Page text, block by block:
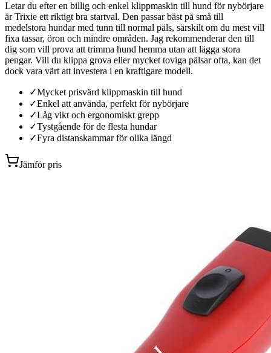
Letar du efter en billig och enkel klippmaskin till hund för nybörjare
är Trixie ett riktigt bra startval. Den passar bäst på små till
medelstora hundar med tunn till normal päls, särskilt om du mest vill
fixa tassar, öron och mindre områden. Jag rekommenderar den till
dig som vill prova att trimma hund hemma utan att lägga stora
pengar. Vill du klippa grova eller mycket toviga pälsar ofta, kan det
dock vara värt att investera i en kraftigare modell.
✓Mycket prisvärd klippmaskin till hund
✓Enkel att använda, perfekt för nybörjare
✓Låg vikt och ergonomiskt grepp
✓Tystgående för de flesta hundar
✓Fyra distanskammar för olika längd
Jämför pris